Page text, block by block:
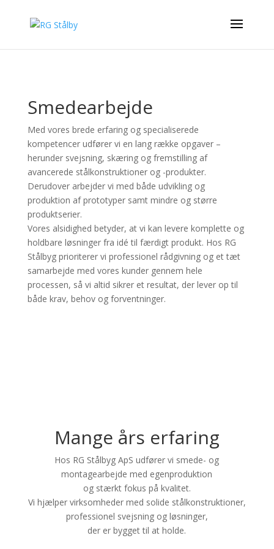
Smedearbejde
Med vores brede erfaring og specialiserede
kompetencer udfører vi en lang række opgaver –
herunder svejsning, skæring og fremstilling af
avancerede stålkonstruktioner og -produkter.
Derudover arbejder vi med både udvikling og
produktion af prototyper samt mindre og større
produktserier.
Vores alsidighed betyder, at vi kan levere komplette og
holdbare løsninger fra idé til færdigt produkt. Hos RG
Stålbyg prioriterer vi professionel rådgivning og et tæt
samarbejde med vores kunder gennem hele
processen, så vi altid sikrer et resultat, der lever op til
både krav, behov og forventninger.
Mange års erfaring
Hos RG Stålbyg ApS udfører vi smede- og
montagearbejde med egenproduktion
og stærkt fokus på kvalitet.
Vi hjælper virksomheder med solide stålkonstruktioner,
professionel svejsning og løsninger,
der er bygget til at holde.